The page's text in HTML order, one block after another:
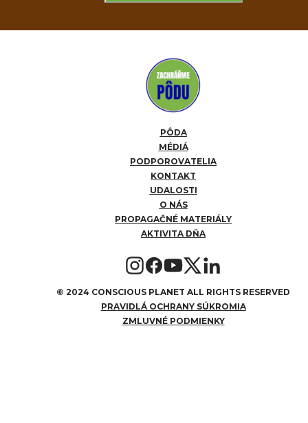
PÔDA
MÉDIÁ
PODPOROVATELIA
KONTAKT
UDALOSTI
O NÁS
PROPAGAČNÉ MATERIÁLY
AKTIVITA DŇA
© 2024 CONSCIOUS PLANET ALL RIGHTS RESERVED
PRAVIDLÁ OCHRANY SÚKROMIA
ZMLUVNÉ PODMIENKY